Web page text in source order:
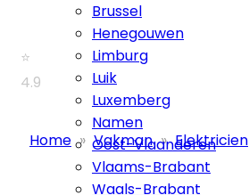
Brussel
Henegouwen
Limburg
Luik
Luxemberg
Namen
Oost-Vlaanderen
Vlaams-Brabant
Waals-Brabant
⭐
4.9
Home » Vakman » Elektricien